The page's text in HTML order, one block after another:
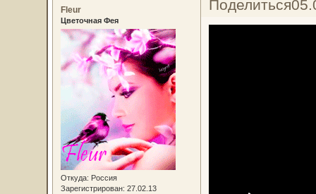
Поделиться
Fleur
Цветочная Фея
Откуда: Россия
Зарегистрирован: 27.02.13